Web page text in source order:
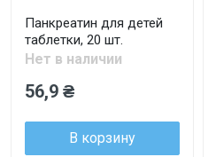
Панкреатин для детей
таблетки, 20 шт.
Нет в наличии
56,9 ₴
В корзину